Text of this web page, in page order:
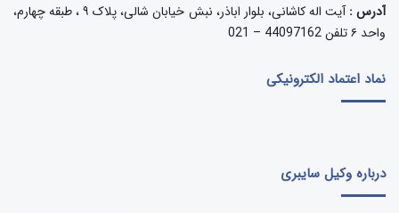
آدرس :
آیت اله کاشانی، بلوار اباذر، نبش خیابان شالی، پلاک ۹ ، طبقه چهارم،
واحد ۶ تلفن 44097162 – 021
نماد اعتماد الکترونیکی
درباره وکیل سایبری